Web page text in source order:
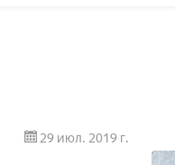
29 июл. 2019 г.